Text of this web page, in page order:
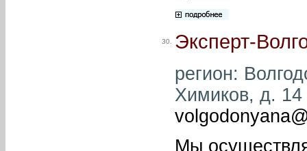
30. Эксперт-
регион:
Химиков, д.
Мы